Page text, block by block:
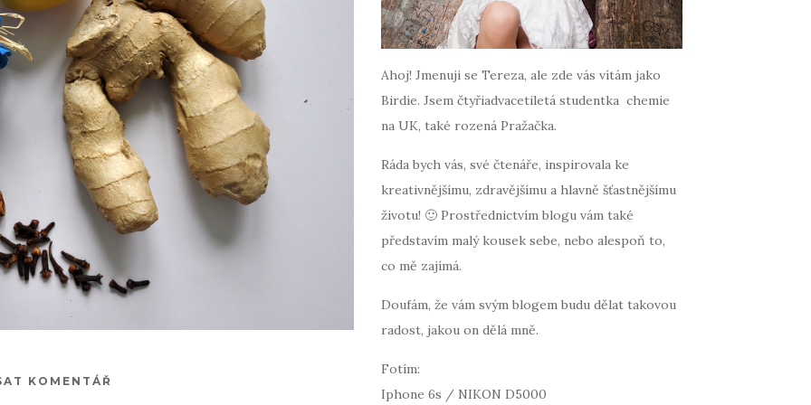
KOMENTÁŘ
Ahoj! Jmenuji se Tereza, ale zde vás vítám jako
Birdie. Jsem čtyřiadvacetiletá studentka chemie
na UK, také rozená Pražačka.
Ráda bych vás, své čtenáře, inspirovala ke
kreativnějšímu, zdravějšímu a hlavně šťastnějšímu
životu! 🙂 Prostřednictvím blogu vám také
představím malý kousek sebe, nebo alespoň to,
co mě zajímá.
Doufám, že vám svým blogem budu dělat takovou
radost, jakou on dělá mně.
Fotím:
Iphone 6s / NIKON D5000